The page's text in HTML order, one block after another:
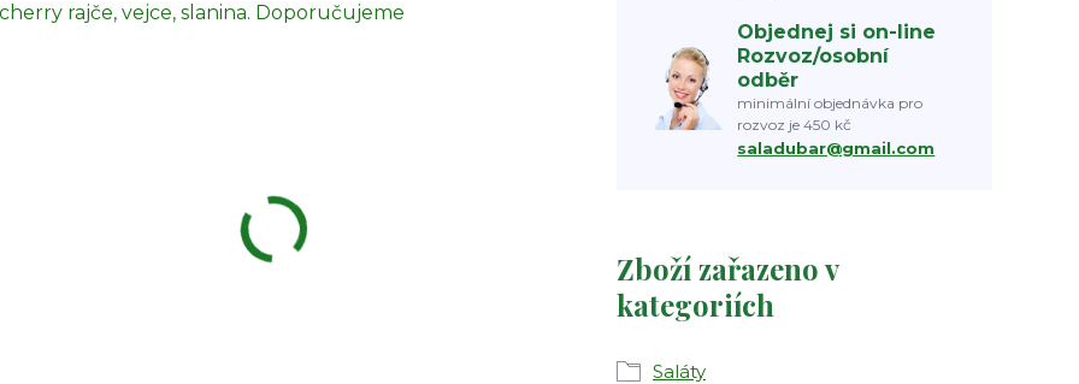
rajče, vejce, slanina. Doporučujeme
Zboží zařazeno v
kategoriích
Saláty
Objednej si on-line
Rozvoz/osobní
odběr
minimální objednávka pro
rozvoz je 450 kč
saladubar@gmail.com